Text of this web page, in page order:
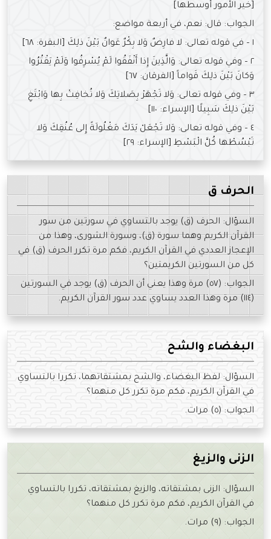
[خير الأمور أوسطها]
الجواب: قال: نعم، في أربعة مواضع:
١ – في قوله تعالى: لا فارِضٌ وَلا بِكْرٌ عَوانٌ بَيْنَ ذلِكَ [البقرة: ٦٨]
٢ – وفي قوله تعالى: وَالَّذِينَ إِذا أَنْفَقُوا لَمْ يُسْرِفُوا وَلَمْ يَقْتُرُوا
وَكانَ بَيْنَ ذلِكَ قَواماً [الفرقان: ٦٧]
٣ – وفي قوله تعالى: وَلا تَجْهَرْ بِصَلاتِكَ وَلا تُخافِتْ بِها وَابْتَغِ
بَيْنَ ذلِكَ سَبِيلًا [الإسراء: ١١٠]
٤ – وفي قوله تعالى: وَلا تَجْعَلْ يَدَكَ مَغْلُولَةً إِلى عُنُقِكَ وَلا
تَبْسُطْها كُلَّ الْبَسْطِ [الإسراء: ٢٩]
الحرف ق
السؤال: الحرف (ق) يوجد بالتساوي في سورتين من سور
القرآن الكريم وهما سورة (ق)، وسورة الشورى، وهذا من
الإعجاز العددي في القرآن الكريم، فكم مرة تكرر الحرف (ق) في
كل من السورتين الكريمتين؟
الجواب: (٥٧) مرة وهذا يعني أن الحرف (ق) يوجد في السورتين
(١١٤) مرة وهذا العدد يساوي عدد سور القرآن الكريم.
البغضاء والشح
السؤال: لفظ البغضاء، والشح بمشتقاتهما، تكررا بالتساوي
في القرآن الكريم، فكم مرة تكرر كل منهما؟
الجواب: (٥) مرات.
الزنى والزيغ
السؤال: الزنى بمشتقاته، والزيغ بمشتقاته، تكررا بالتساوي
في القرآن الكريم، فكم مرة تكرر كل منهما؟
الجواب: (٩) مرات.